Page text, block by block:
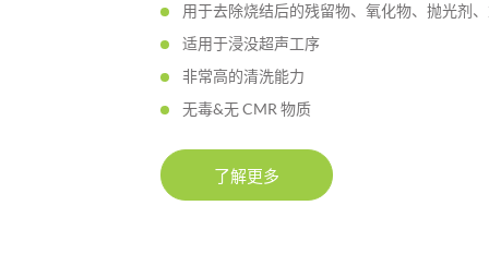
用于去除烧结后的残留物、氧化物、抛光剂
适用于浸没超声工序
非常高的清洗能力
无毒&无 CMR 物质
了解更多